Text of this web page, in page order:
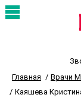
Главная Врачи
Каяшева